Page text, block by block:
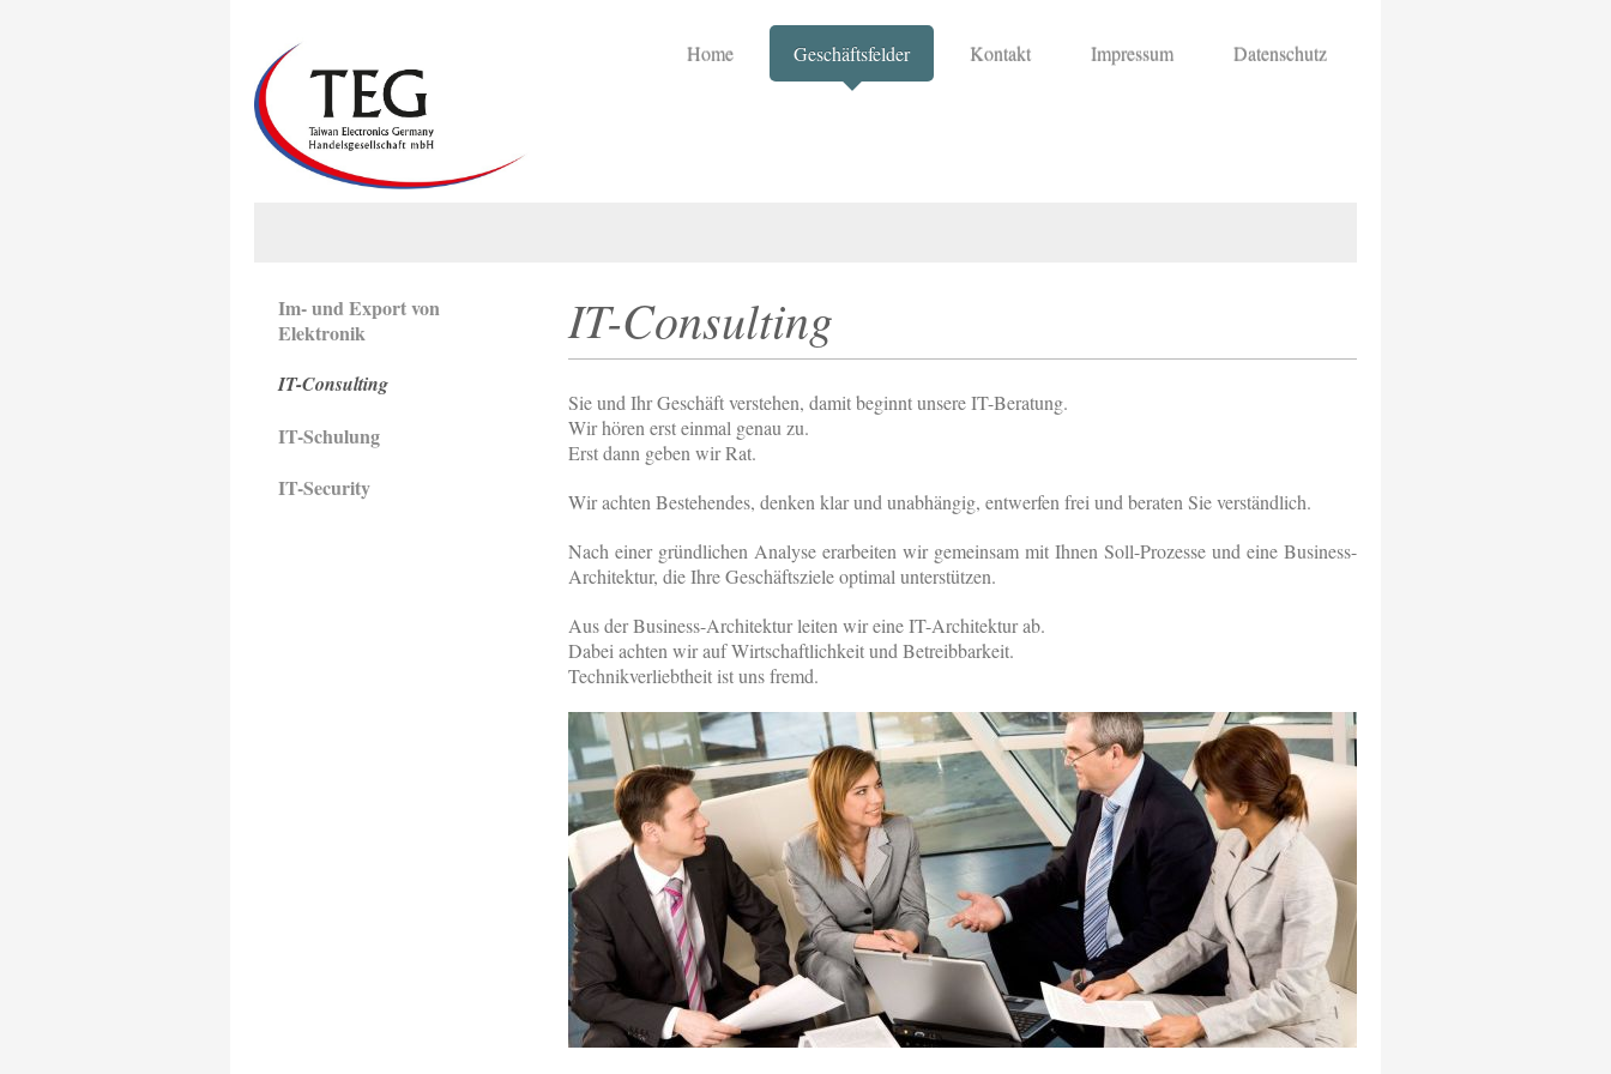
Home Geschäftsfelder Kontakt Impressum Datenschutz
IT-Consulting
Sie und Ihr Geschäft verstehen, damit beginnt unsere IT-Beratung.
Wir hören erst einmal genau zu.
Erst dann geben wir Rat.
Wir achten Bestehendes, denken klar und unabhängig, entwerfen frei und beraten Sie verständlich.
Nach einer gründlichen Analyse erarbeiten wir gemeinsam mit Ihnen Soll-Prozesse und eine Business-
Architektur, die Ihre Geschäftsziele optimal unterstützen.
Aus der Business-Architektur leiten wir eine IT-Architektur ab.
Dabei achten wir auf Wirtschaftlichkeit und Betreibbarkeit.
Technikverliebtheit ist uns fremd.
Im- und Export von
Elektronik
IT-Consulting
IT-Schulung
IT-Security